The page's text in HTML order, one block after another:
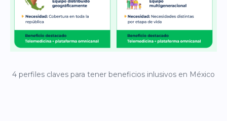
4 perfiles claves para tener beneficios inlusivos en México